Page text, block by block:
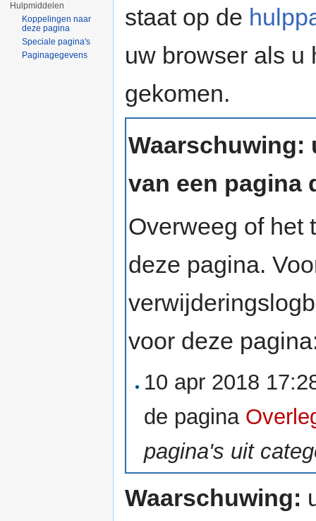
staat op de
uw browser als u
gekomen.
Waarschuwing:
van een pagina
Overweeg of het
deze pagina.
voor deze
10 apr 2018
de pagina
pagina's uit
Waarschuwing:
Hulpmiddelen
Koppelingen naar
deze pagina
Speciale pagina's
Paginagegevens